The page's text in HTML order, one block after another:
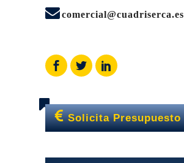
comercial@cuadriserca.es
Solicita Presupuesto